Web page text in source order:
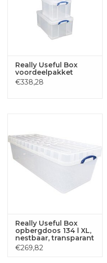
Really Useful Box
voordeelpakket
€338,28
Really Useful Box
opbergdoos 134 l XL,
nestbaar, transparant
€269,82